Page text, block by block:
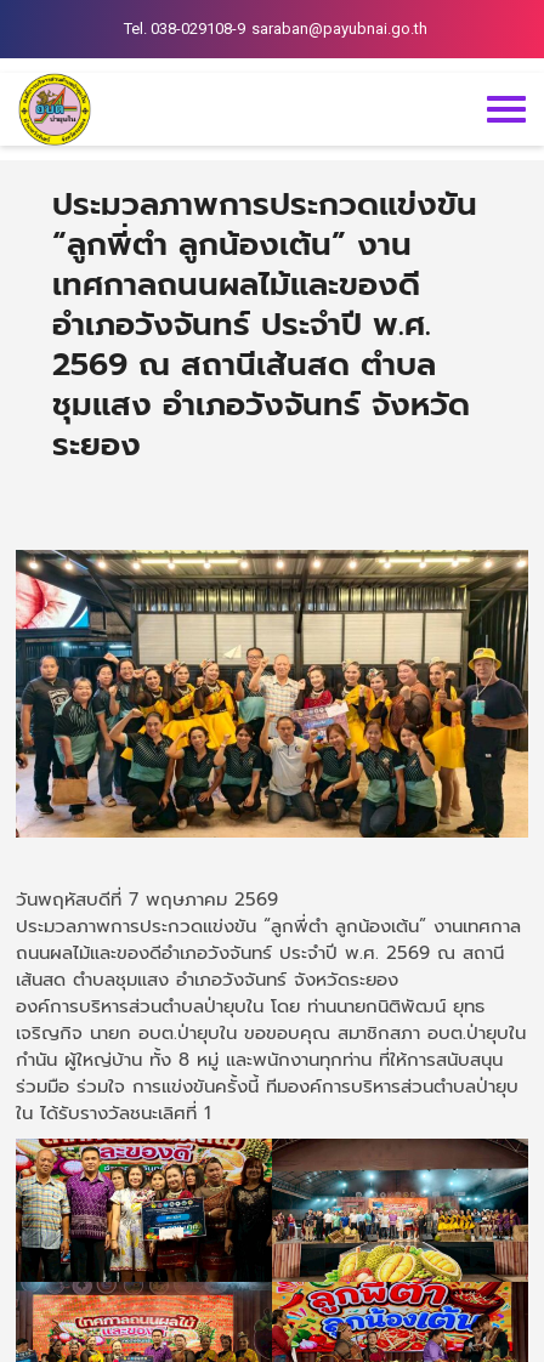
Tel. 038-029108-9 saraban@payubnai.go.th
ประมวลภาพการประกวดแข่งขัน
“ลูกพี่ตำ ลูกน้องเต้น” งาน
เทศกาลถนนผลไม้และของดี
อำเภอวังจันทร์ ประจำปี พ.ศ.
2569 ณ สถานีเส้นสด ตำบล
ชุมแสง อำเภอวังจันทร์ จังหวัด
ระยอง
วันพฤหัสบดีที่ 7 พฤษภาคม 2569
ประมวลภาพการประกวดแข่งขัน “ลูกพี่ตำ ลูกน้องเต้น” งานเทศกาล
ถนนผลไม้และของดีอำเภอวังจันทร์ ประจำปี พ.ศ. 2569 ณ สถานี
เส้นสด ตำบลชุมแสง อำเภอวังจันทร์ จังหวัดระยอง
องค์การบริหารส่วนตำบลป่ายุบใน โดย ท่านนายกนิติพัฒน์ ยุทธ
เจริญกิจ นายก อบต.ป่ายุบใน ขอขอบคุณ สมาชิกสภา อบต.ป่ายุบใน
กำนัน ผู้ใหญ่บ้าน ทั้ง 8 หมู่ และพนักงานทุกท่าน ที่ให้การสนับสนุน
ร่วมมือ ร่วมใจ การแข่งขันครั้งนี้ ทีมองค์การบริหารส่วนตำบลป่ายุบ
ใน ได้รับรางวัลชนะเลิศที่ 1